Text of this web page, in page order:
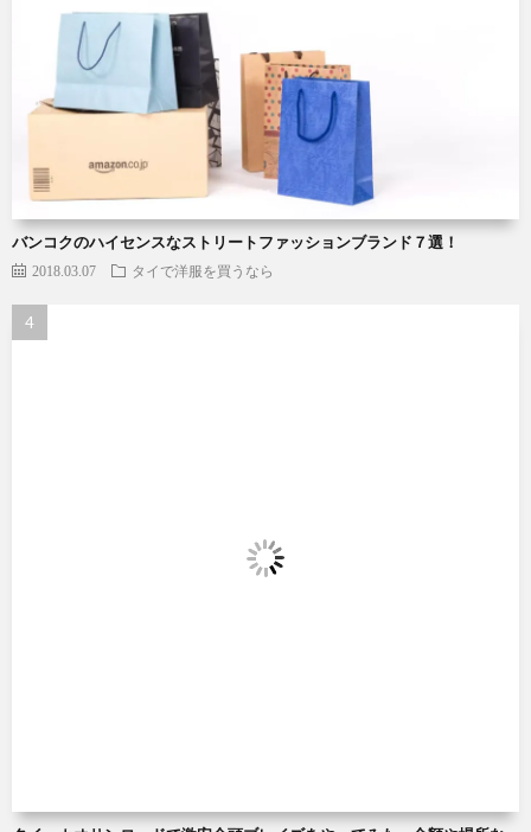
バンコクのハイセンスなストリートファッションブランド７選！
2018.03.07 タイで洋服を買うなら